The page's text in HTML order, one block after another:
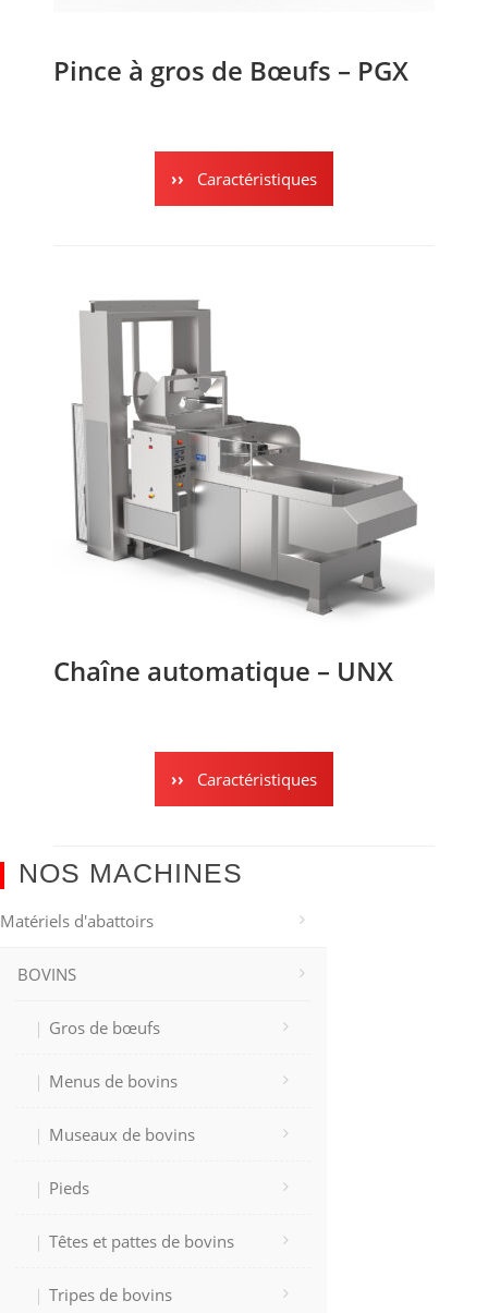
Pince à gros de Bœufs – PGX
Caractéristiques
Chaîne automatique – UNX
Caractéristiques
NOS MACHINES
Matériels d'abattoirs
BOVINS
Gros de bœufs
Menus de bovins
Museaux de bovins
Pieds
Têtes et pattes de bovins
Tripes de bovins